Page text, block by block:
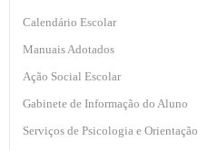
Calendário Escolar
Manuais Adotados
Ação Social Escolar
Gabinete de Informação do Aluno
Serviços de Psicologia e Orientação